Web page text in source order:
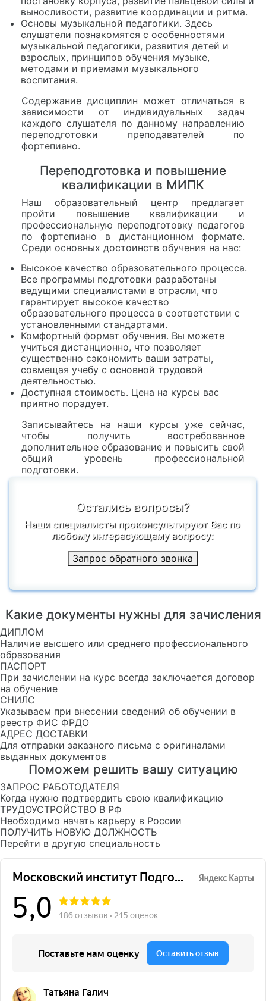
выносливости, развитие координации и ритма.
Основы музыкальной педагогики. Здесь
слушатели познакомятся с особенностями
музыкальной педагогики, развития детей и
взрослых, принципов обучения музыке,
методами и приемами музыкального
воспитания.
Содержание дисциплин может отличаться в
зависимости от индивидуальных задач
каждого слушателя по данному направлению
переподготовки преподавателей по
фортепиано.
Переподготовка и повышение
квалификации в МИПК
Наш образовательный центр предлагает
пройти повышение квалификации и
профессиональную переподготовку педагогов
по фортепиано в дистанционном формате.
Среди основных достоинств обучения на нас:
Высокое качество образовательного процесса.
Все программы подготовки разработаны
ведущими специалистами в отрасли, что
гарантирует высокое качество
образовательного процесса в соответствии с
установленными стандартами.
Комфортный формат обучения. Вы можете
учиться дистанционно, что позволяет
существенно сэкономить ваши затраты,
совмещая учебу с основной трудовой
деятельностью.
Доступная стоимость. Цена на курсы вас
приятно порадует.
Записывайтесь на наши курсы уже сейчас,
чтобы получить востребованное
дополнительное образование и повысить свой
общий уровень профессиональной
подготовки.
Остались вопросы?
Наши специалисты проконсультируют Вас по
любому интересующему вопросу:
Запрос обратного звонка
Какие документы нужны для зачисления
ДИПЛОМ
Наличие высшего или среднего профессионального
образования
ПАСПОРТ
При зачислении на курс всегда заключается договор
на обучение
СНИЛС
Указываем при внесении сведений об обучении в
реестр ФИС ФРДО
АДРЕС ДОСТАВКИ
Для отправки заказного письма с оригиналами
выданных документов
Поможем решить вашу ситуацию
ЗАПРОС РАБОТОДАТЕЛЯ
Когда нужно подтвердить свою квалификацию
ТРУДОУСТРОЙСТВО В РФ
Необходимо начать карьеру в России
ПОЛУЧИТЬ НОВУЮ ДОЛЖНОСТЬ
Перейти в другую специальность